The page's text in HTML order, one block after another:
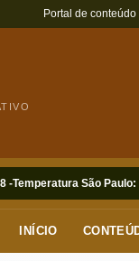
Portal de
-Temperatura São Paulo:
INÍCIO